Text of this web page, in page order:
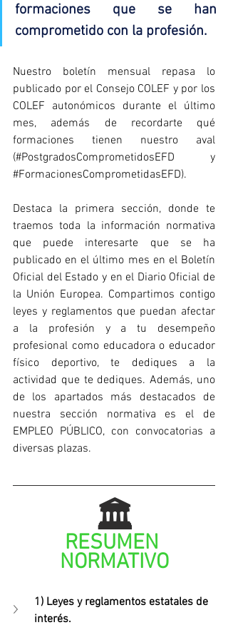
formaciones que se han
comprometido con la profesión.
Nuestro boletín mensual repasa lo
publicado por el Consejo COLEF y por los
COLEF autonómicos durante el último
mes, además de recordarte qué
formaciones tienen nuestro aval
#FormacionesComprometidasEFD).
Destaca la primera sección, donde te
traemos toda la información normativa
que puede interesarte que se ha
publicado en el último mes en el Boletín
Oficial del Estado y en el Diario Oficial de
la Unión Europea. Compartimos contigo
leyes y reglamentos que puedan afectar
a la profesión y a tu desempeño
profesional como educadora o educador
físico deportivo, te dediques a la
actividad que te dediques. Además, uno
de los apartados más destacados de
nuestra sección normativa es el de
EMPLEO PÚBLICO, con convocatorias a
diversas plazas.
🏛️
RESUMEN
NORMATIVO
1) Leyes y reglamentos estatales de
interés.